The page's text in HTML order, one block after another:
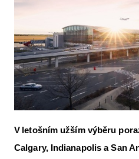
V letošním užším výběru
Calgary, Indianapolis a San
Letecká
VFR
The SAFE
Nabídky
Inzerujte
E-